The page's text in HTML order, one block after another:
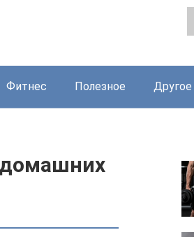
Фитнес Полезное Другое
домашних